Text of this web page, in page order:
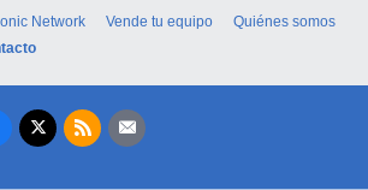
Network Vende tu equipo
Quiénes somos